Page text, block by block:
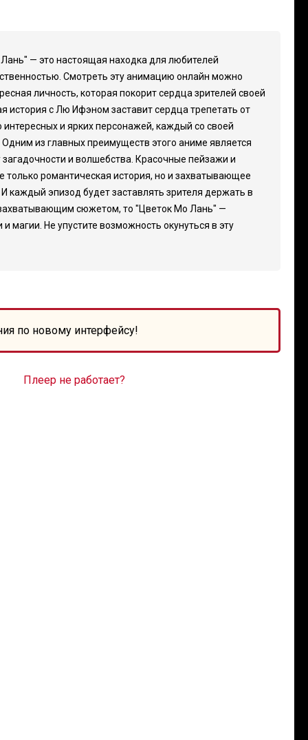
— это настоящая находка для любителей
Смотреть эту анимацию онлайн можно
личность, которая покорит сердца зрителей своей
история с Лю Ифэном заставит сердца трепетать от
и ярких персонажей, каждый со своей
из главных преимуществ этого аниме является
и волшебства. Красочные пейзажи и
романтическая история, но и захватывающее
каждый эпизод будет заставлять зрителя держать в
сюжетом, то "Цветок Мо Лань" —
магии. Не упустите возможность окунуться в эту
по новому интерфейсу!
Плеер не работает?